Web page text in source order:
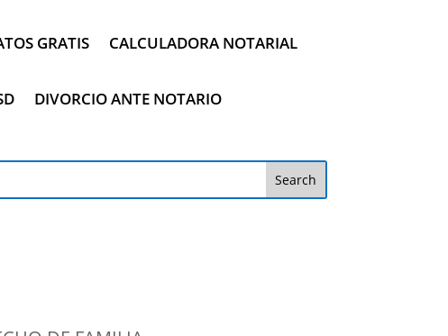
GRATIS CALCULADORA NOTARIAL
DIVORCIO ANTE NOTARIO